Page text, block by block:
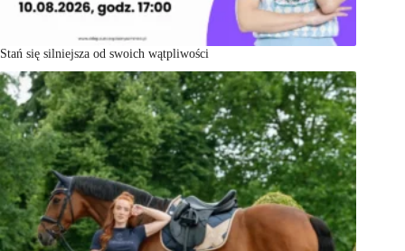
Stań się silniejsza od swoich wątpliwości